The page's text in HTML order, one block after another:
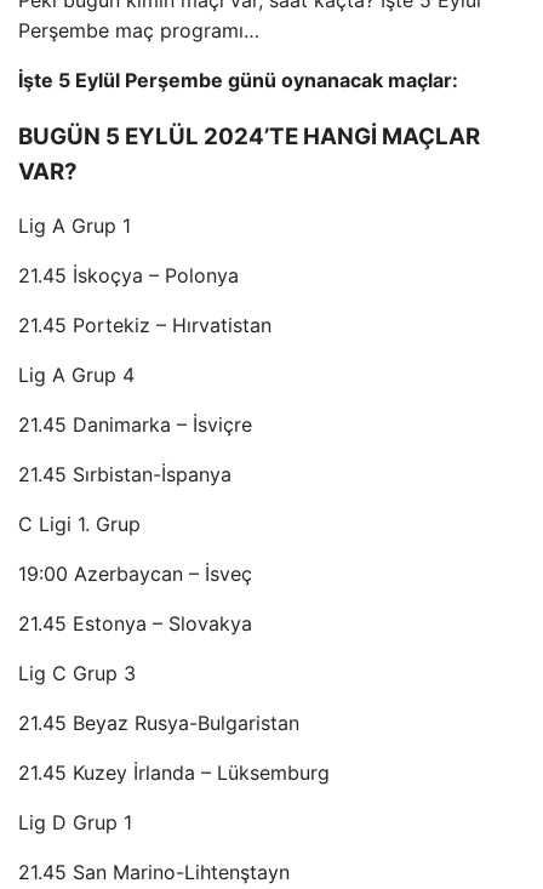
Perşembe maç programı…
İşte 5 Eylül Perşembe günü oynanacak maçlar:
BUGÜN 5 EYLÜL 2024’TE HANGİ MAÇLAR
VAR?
Lig A Grup 1
21.45 İskoçya – Polonya
21.45 Portekiz – Hırvatistan
Lig A Grup 4
21.45 Danimarka – İsviçre
21.45 Sırbistan-İspanya
C Ligi 1. Grup
19:00 Azerbaycan – İsveç
21.45 Estonya – Slovakya
Lig C Grup 3
21.45 Beyaz Rusya-Bulgaristan
21.45 Kuzey İrlanda – Lüksemburg
Lig D Grup 1
21.45 San Marino-Lihtenştayn